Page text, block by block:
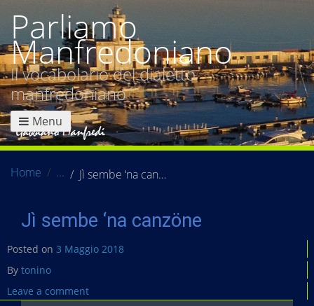
Parliamo
Manfredoniano
Il vocabolario del dialetto
manfredoniano
Menu
Home Jì sembe ‘na canzöne
Jì sembe ‘na canzöne
Posted on 3 Maggio 2018
By tonino
Leave a comment